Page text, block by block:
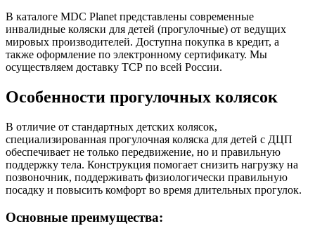
В каталоге MDC Planet представлены современные
инвалидные коляски для детей (прогулочные) от ведущих
мировых производителей. Доступна покупка в кредит, а
также оформление по электронному сертификату. Мы
осуществляем доставку ТСР по всей России.
Особенности прогулочных колясок
В отличие от стандартных детских колясок,
специализированная прогулочная коляска для детей с ДЦП
обеспечивает не только передвижение, но и правильную
поддержку тела. Конструкция помогает снизить нагрузку на
позвоночник, поддерживать физиологически правильную
посадку и повысить комфорт во время длительных прогулок.
Основные преимущества: